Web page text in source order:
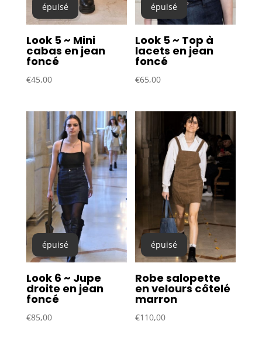
épuisé
Look 5 ~ Mini
cabas en jean
foncé
€45,00
épuisé
Look 5 ~ Top à
lacets en jean
foncé
€65,00
épuisé
Look 6 ~ Jupe
droite en jean
foncé
€85,00
épuisé
Robe salopette
en velours côtelé
marron
€110,00